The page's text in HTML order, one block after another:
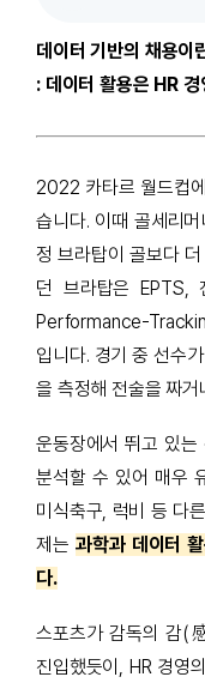
데이터 기반의 채용이
: 데이터 활용은 HR
2022 카타르 월드컵
습니다. 이때 골세리
정 브라탑이 골보다
던 브라탑은 EPTS,
Performance-
입니다. 경기 중 선수
을 측정해 전술을 짜
운동장에서 뛰고 있
분석할 수 있어 매우
미식축구, 럭비 등 다
제는 과학과 데이터
다.
스포츠가 감독의 감(
진입했듯이, HR 경영